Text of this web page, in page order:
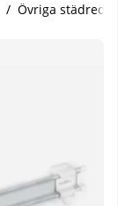
Övriga